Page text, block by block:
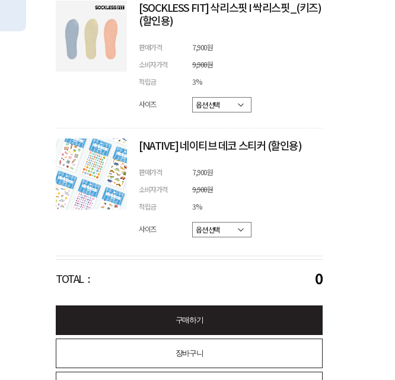
[SOCKLESS FIT] 삭리스핏 I 싹리스핏_(키즈)
(할인용)
판매가격
7,900원
소비자가격
9,900원
적립금
3%
사이즈
[NATIVE] 네이티브 데코 스티커 (할인용)
판매가격
7,900원
소비자가격
9,900원
적립금
3%
사이즈
TOTAL : 0
구매하기
장바구니